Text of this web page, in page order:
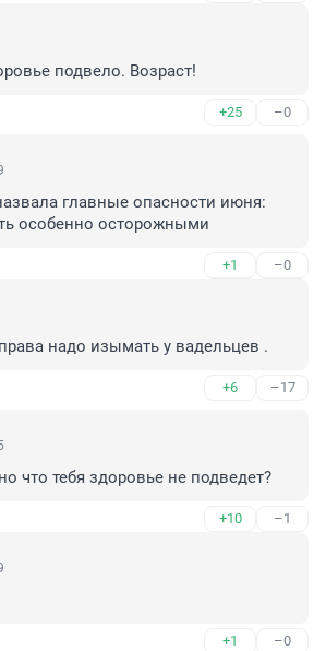
подвело. Возраст!
+25 –0
главные опасности июня:
особенно осторожными
+1 –0
надо изымать у вадельцев .
+6 –17
что тебя здоровье не подведет?
+10 –1
+1 –0